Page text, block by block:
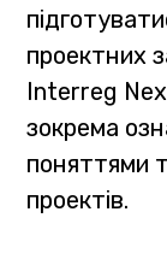
проектних
Interreg
зокрема
поняттями
проектів.